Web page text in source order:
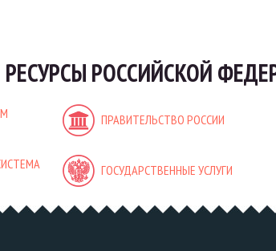
РОССИЙСКОЙ
ПРАВИТЕЛЬСТВО РОССИИ
ГОСУДАРСТВЕННЫЕ УСЛУГИ